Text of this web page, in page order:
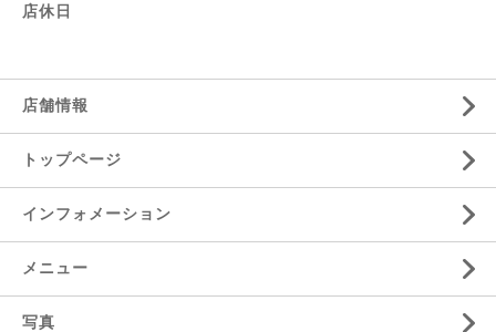
店休日
店舗情報
トップページ
インフォメーション
メニュー
写真